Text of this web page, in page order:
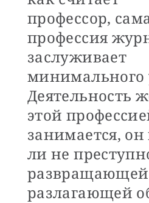
профессор,
профессия
заслуживает
минимального
Деятельность
этой
занимается, он
ли не
разлагающей